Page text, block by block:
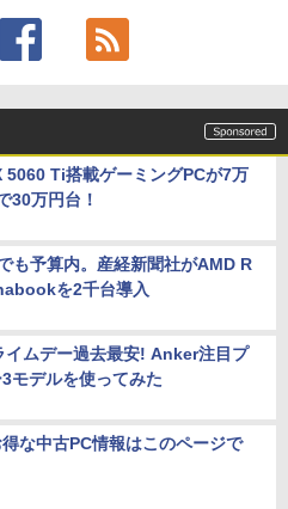
5060 Ti搭載ゲーミングPCが7万
30万円台！
も予算内。産経新聞社がAMD R
を2千台導入
ムデー過去最安! Anker注目プ
モデルを使ってみた
な中古PC情報はこのページで